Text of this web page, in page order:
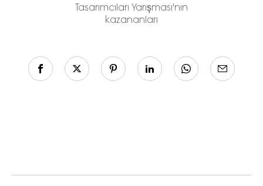
Tasarımcıları Yarışması'nın
kazananları